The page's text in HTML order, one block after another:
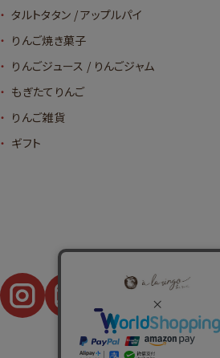
タルトタタン / アップルパイ
りんご焼き菓子
りんごジュース / りんごジャム
もぎたてりんご
りんご雑貨
ギフト